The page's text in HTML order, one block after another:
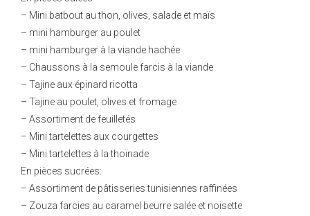
– Mini batbout au thon, olives, salade et maïs
– mini hamburger au poulet
– mini hamburger à la viande hachée
– Chaussons à la semoule farcis à la viande
– Tajine aux épinard ricotta
– Tajine au poulet, olives et fromage
– Assortiment de feuilletés
– Mini tartelettes aux courgettes
– Mini tartelettes à la thoïnade
En pièces sucrées:
– Assortiment de pâtisseries tunisiennes raffinées
– Zouza farcies au caramel beurre salée et noisette